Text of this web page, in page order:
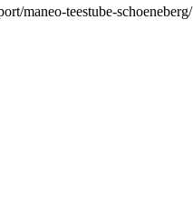
maneo-teestube-schoeneberg/